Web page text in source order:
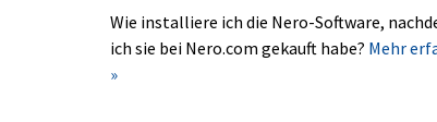
Wie installiere ich die Nero-Software,
ich sie bei Nero.com gekauft habe? Mehr
»